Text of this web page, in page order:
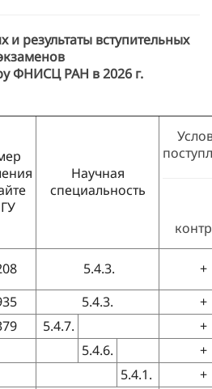
результаты вступительных
ФНИСЦ РАН в 2026 г.
Научная
специальность
5.4.3.
+
5.4.3.
+
5.4.7.
+
5.4.6.
+
5.4.1.
+